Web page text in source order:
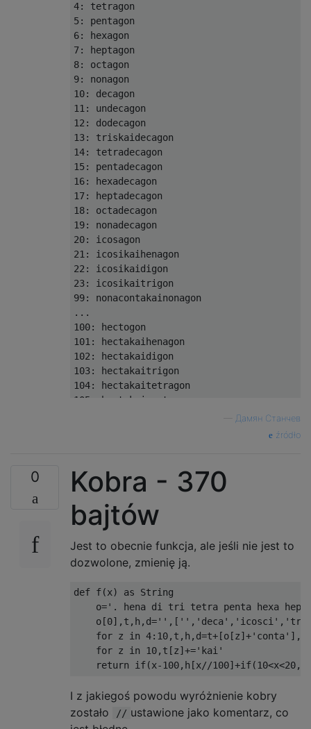
4: tetragon
5: pentagon
6: hexagon
7: heptagon
8: octagon
9: nonagon
10: decagon
11: undecagon
12: dodecagon
13: triskaidecagon
14: tetradecagon
15: pentadecagon
16: hexadecagon
17: heptadecagon
18: octadecagon
19: nonadecagon
20: icosagon
21: icosikaihenagon
22: icosikaidigon
23: icosikaitrigon
99: nonacontakainonagon
...
100: hectogon
101: hectakaihenagon
102: hectakaidigon
103: hectakaitrigon
104: hectakaitetragon
105: hectakaipentagon
110: hectadecakaigon
111: hectadecakaihenagon
997: nonahectanonacontakaiheptagon
998: nonahectanonacontakaioctagon
Дамян Станчев
źródło
0
Kobra - 370
bajtów
Jest to obecnie funkcja, ale jeśli nie jest to
dozwolone, zmienię ją.
def f(x) as String
o='. hena di tri tetra penta hexa
for z in
    for z in 10,t[z]+='kai'
I z jakiegoś powodu wyróżnienie kobry
zostało
// ustawione jako komentarz, co